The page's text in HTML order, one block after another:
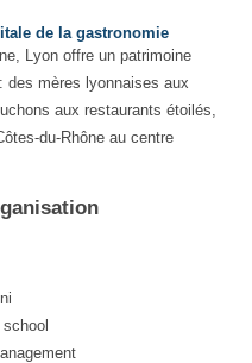
de la gastronomie
Lyon offre un patrimoine
des mères lyonnaises aux
aux restaurants étoilés,
du-Rhône au centre
school